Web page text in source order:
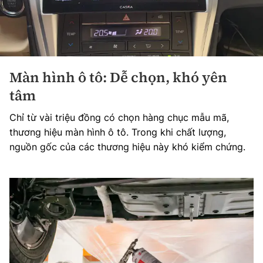
Màn hình ô tô: Dễ chọn, khó yên
tâm
Chỉ từ vài triệu đồng có chọn hàng chục mẫu mã,
thương hiệu màn hình ô tô. Trong khi chất lượng,
nguồn gốc của các thương hiệu này khó kiểm chứng.